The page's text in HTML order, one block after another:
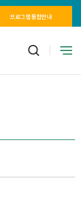
프로그램 통합안내